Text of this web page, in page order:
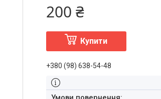
200 ₴
Купити
+380 (98) 638-54-48